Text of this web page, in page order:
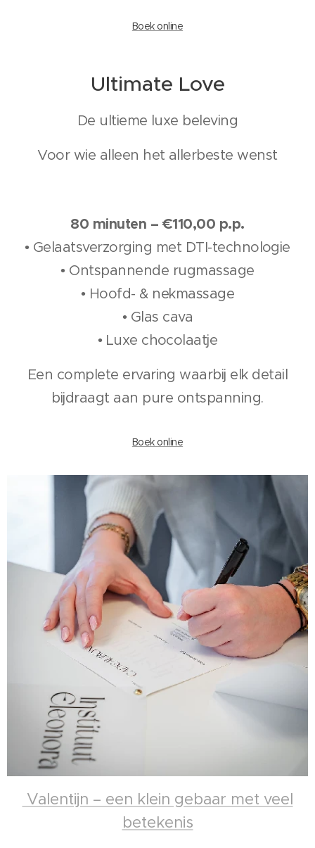
Boek online
Ultimate Love
De ultieme luxe beleving
Voor wie alleen het allerbeste wenst
80 minuten – €110,00 p.p.
• Gelaatsverzorging met DTI-technologie
• Ontspannende rugmassage
• Hoofd- & nekmassage
• Glas cava
• Luxe chocolaatje
Een complete ervaring waarbij elk detail
bijdraagt aan pure ontspanning.
Boek online
Valentijn – een klein gebaar met veel
betekenis